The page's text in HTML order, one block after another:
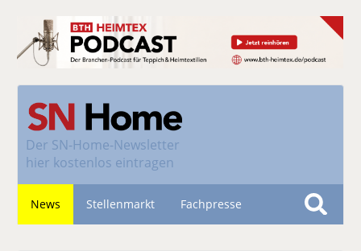
Der SN-Home-Newsletter
hier kostenlos eintragen
News Stellenmarkt Fachpresse
S